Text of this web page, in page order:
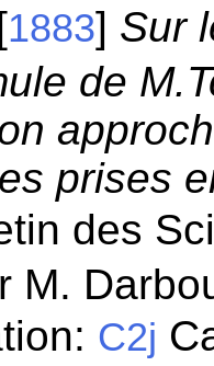
1883] Sur
de
prises
des
M.
C2j